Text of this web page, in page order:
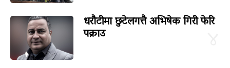
धरौटीमा छुटेलगत्तै अभिषेक गिरी फेरि
पक्राउ